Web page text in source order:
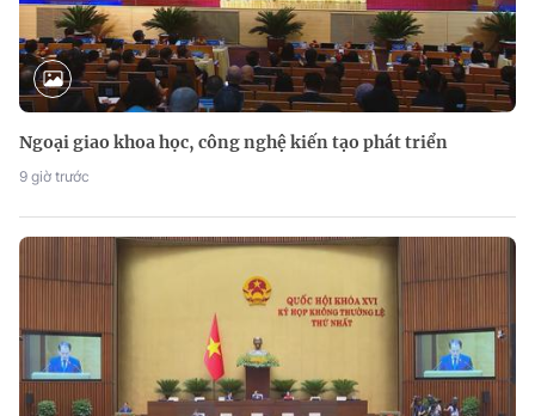
Ngoại giao khoa học, công nghệ kiến tạo phát triển
9 giờ trước